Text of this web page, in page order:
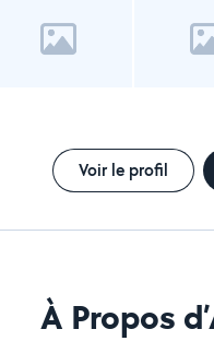
Voir le profil
À Propos